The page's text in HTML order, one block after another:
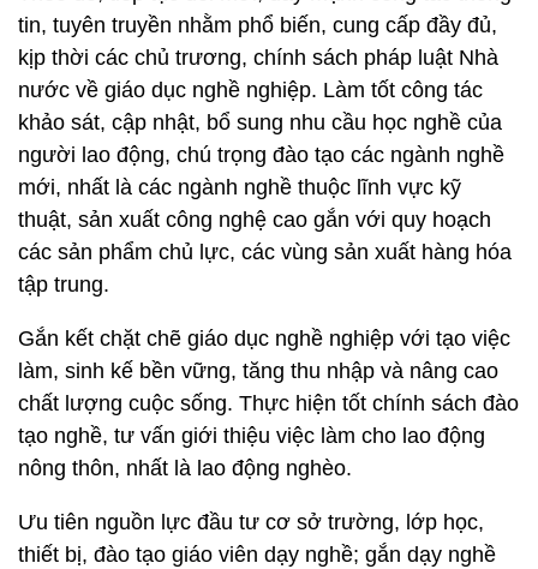
tin, tuyên truyền nhằm phổ biến, cung cấp đầy đủ,
kịp thời các chủ trương, chính sách pháp luật Nhà
nước về giáo dục nghề nghiệp. Làm tốt công tác
khảo sát, cập nhật, bổ sung nhu cầu học nghề của
người lao động, chú trọng đào tạo các ngành nghề
mới, nhất là các ngành nghề thuộc lĩnh vực kỹ
thuật, sản xuất công nghệ cao gắn với quy hoạch
các sản phẩm chủ lực, các vùng sản xuất hàng hóa
tập trung.
Gắn kết chặt chẽ giáo dục nghề nghiệp với tạo việc
làm, sinh kế bền vững, tăng thu nhập và nâng cao
chất lượng cuộc sống. Thực hiện tốt chính sách đào
tạo nghề, tư vấn giới thiệu việc làm cho lao động
nông thôn, nhất là lao động nghèo.
Ưu tiên nguồn lực đầu tư cơ sở trường, lớp học,
thiết bị, đào tạo giáo viên dạy nghề; gắn dạy nghề